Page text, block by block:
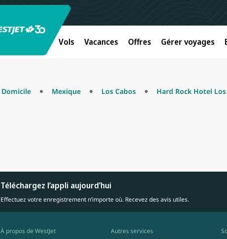
Vols Vacances Offres Gérer voyages
Domicile Mexique Los Cabos Hard Rock Hotel
Téléchargez l’appli aujourd’hui
Effectuez votre enregistrement n’importe où. Recevez des avis utiles.
À propos de WestJet Autres services